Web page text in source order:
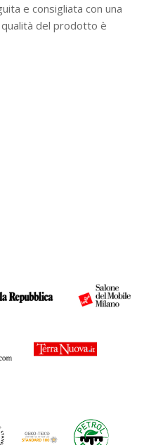
e consigliata con una
del prodotto è